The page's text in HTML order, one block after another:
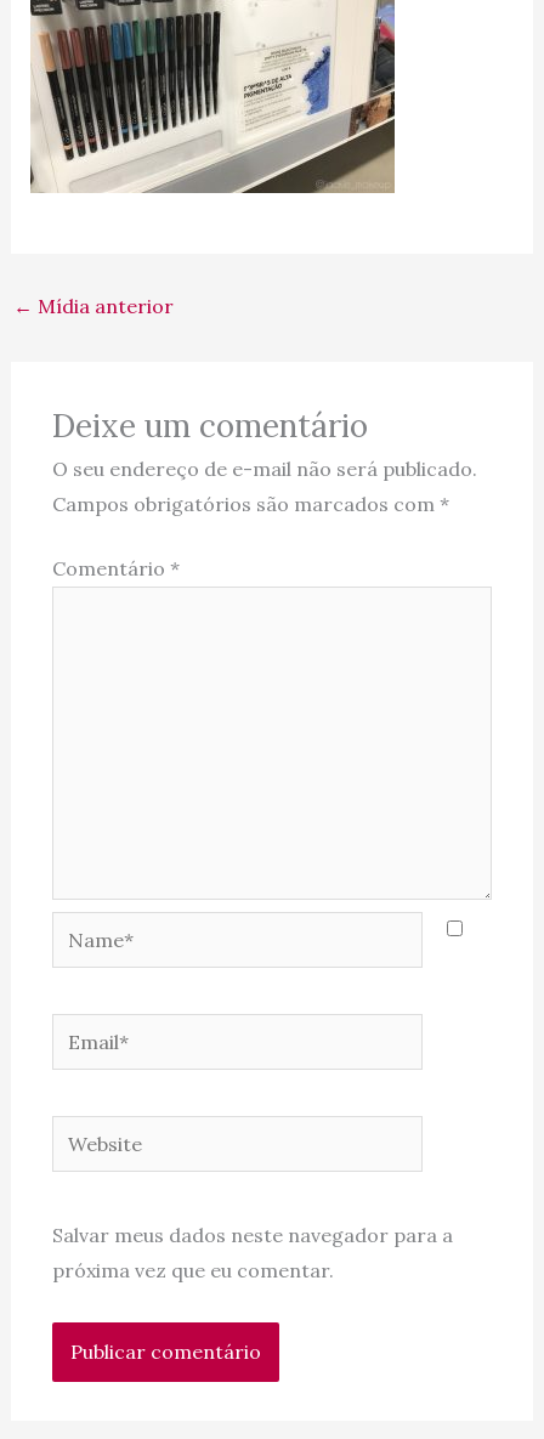
← Mídia anterior
Deixe um comentário
O seu endereço de e-mail não será publicado.
Campos obrigatórios são marcados com *
Comentário *
Name*
Email*
Website
Salvar meus dados neste navegador para a
próxima vez que eu comentar.